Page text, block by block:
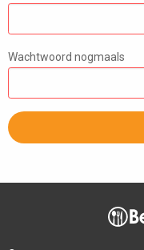
Wachtwoord nogmaals